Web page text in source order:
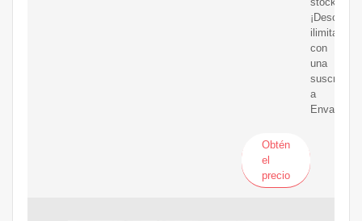
ilimitadas
con
una
a
Envato!
Obtén
el
precio